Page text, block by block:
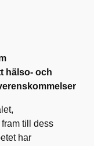
hälso- och
till dess
har